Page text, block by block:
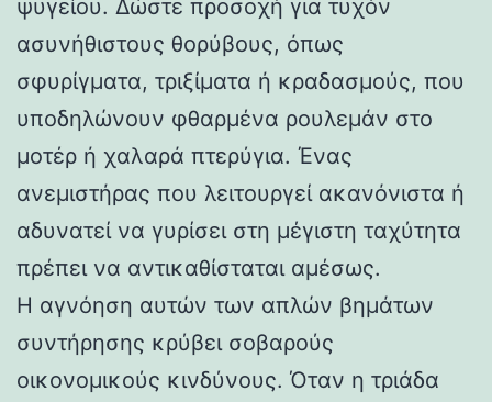
ψυγείου. Δώστε προσοχή για τυχόν
ασυνήθιστους θορύβους, όπως
σφυρίγματα, τριξίματα ή κραδασμούς, που
υποδηλώνουν φθαρμένα ρουλεμάν στο
μοτέρ ή χαλαρά πτερύγια. Ένας
ανεμιστήρας που λειτουργεί ακανόνιστα ή
αδυνατεί να γυρίσει στη μέγιστη ταχύτητα
πρέπει να αντικαθίσταται αμέσως.
Η αγνόηση αυτών των απλών βημάτων
συντήρησης κρύβει σοβαρούς
οικονομικούς κινδύνους. Όταν η τριάδα